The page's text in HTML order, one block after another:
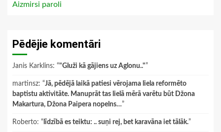
Aizmirsi paroli
Pēdējie komentāri
Janis Karklins: “"Gluži kā gājiens uz Aglonu.."”
martinsz: “Jā, pēdējā laikā patiesi vērojama liela reformēto
baptistu aktivitāte. Manuprāt tas lielā mērā varētu būt Džona
Makartura, Džona Paipera nopelns…”
Roberto: “ līdzībā es teiktu: .. suņi rej, bet karavāna iet tālāk.”